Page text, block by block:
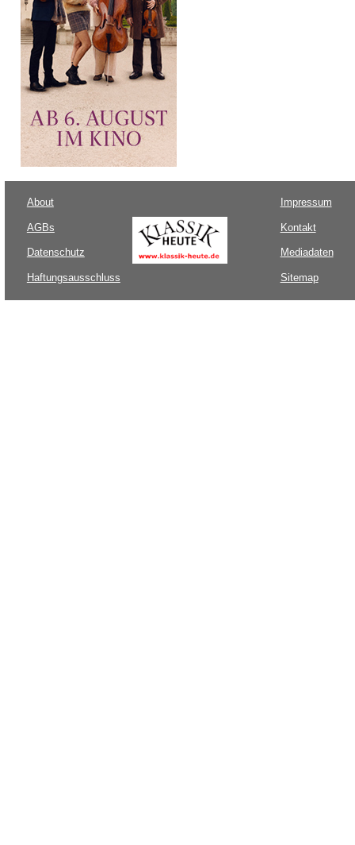
About
AGBs
Datenschutz
Haftungsausschluss
Impressum
Kontakt
Mediadaten
Sitemap